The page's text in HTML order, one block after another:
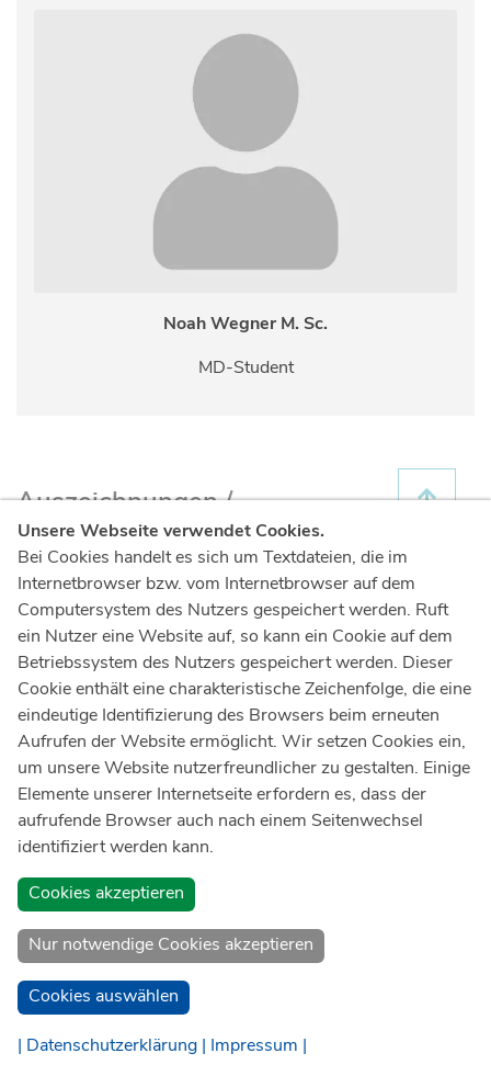
Noah Wegner M. Sc.
MD-Student
Auszeichnungen /
Zertifizierungen
Mitgliedschaften / Kooperationen
Unsere Webseite verwendet Cookies.
Bei Cookies handelt es sich um Textdateien, die im
Internetbrowser bzw. vom Internetbrowser auf dem
Computersystem des Nutzers gespeichert werden. Ruft
ein Nutzer eine Website auf, so kann ein Cookie auf dem
Betriebssystem des Nutzers gespeichert werden. Dieser
Cookie enthält eine charakteristische Zeichenfolge, die eine
eindeutige Identifizierung des Browsers beim erneuten
Aufrufen der Website ermöglicht. Wir setzen Cookies ein,
um unsere Website nutzerfreundlicher zu gestalten. Einige
Elemente unserer Internetseite erfordern es, dass der
aufrufende Browser auch nach einem Seitenwechsel
identifiziert werden kann.
Cookies akzeptieren
Nur notwendige Cookies akzeptieren
Cookies auswählen
| Datenschutzerklärung | Impressum |